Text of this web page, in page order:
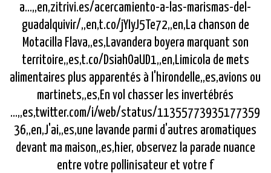
a…,,en,zitrivi.es/acercamiento-a-las-marismas-del-
guadalquivir/,,en,t.co/jYIyJ5Te72,,en,La chanson de
Motacilla Flava,,es,Lavandera boyera marquant son
territoire,,es,t.co/DsiahOaUD1,,en,Limicola de mets
alimentaires plus apparentés à l'hirondelle,,es,avions ou
martinets,,es,En vol chasser les invertébrés
...,,es,twitter.com/i/web/status/11355773935177359
36,,en,J'ai,,es,une lavande parmi d'autres aromatiques
devant ma maison,,es,hier, observez la parade nuance
entre votre pollinisateur et votre f